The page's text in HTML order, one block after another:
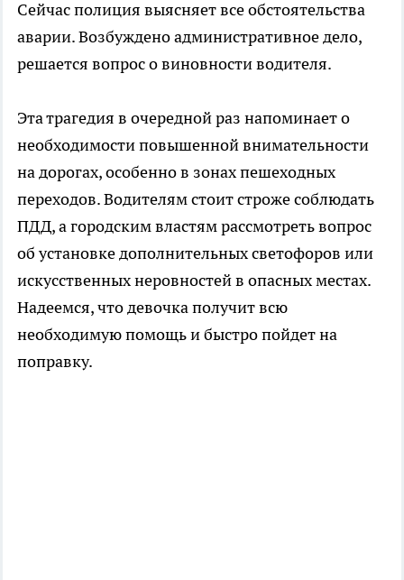
Сейчас полиция выясняет все обстоятельства
аварии. Возбуждено административное дело,
решается вопрос о виновности водителя.
Эта трагедия в очередной раз напоминает о
необходимости повышенной внимательности
на дорогах, особенно в зонах пешеходных
переходов. Водителям стоит строже соблюдать
ПДД, а городским властям рассмотреть вопрос
об установке дополнительных светофоров или
искусственных неровностей в опасных местах.
Надеемся, что девочка получит всю
необходимую помощь и быстро пойдет на
поправку.